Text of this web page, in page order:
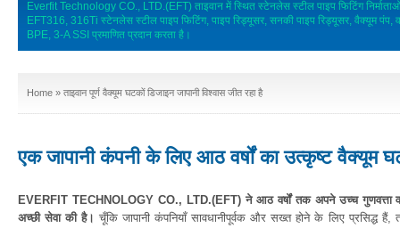
Everfit Technology CO., LTD.(EFT) ताइवान में स्थित स्टेनलेस स्टील पाइप फिटिंग
EFT316, 316Ti स्टेनलेस स्टील पाइप फिटिंग, पाइप रिड्यूसर, सनकी पाइप रिड्यूसर, वैक्यूम
BPE, 3-A SSI प्रमाणित प्रदान करता है।
Home » ताइवान पूर्ण वैक्यूम घटकों डिजाइन जापानी विश्वास जीत रहा है
एक जापानी कंपनी के लिए आठ वर्षों का उत्कृष्ट वैक्यूम
EVERFIT TECHNOLOGY CO., LTD.(EFT) ने आठ वर्षों तक अपने उच्च गुणवत्ता
अच्छी सेवा की है। चूँकि जापानी कंपनियाँ सावधानीपूर्वक और सख्त होने के लिए